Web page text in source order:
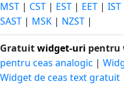
MST | CST | EST | EET | IST
SAST | MSK | NZST |
Gratuitwidget-uri pentru
pentru ceas analogic |
Widget de ceas text gratuit